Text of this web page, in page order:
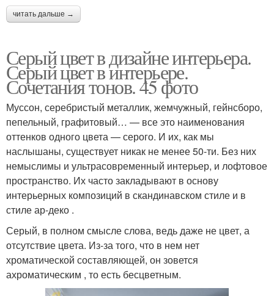
читать дальше →
Серый цвет в дизайне интерьера.
Серый цвет в интерьере.
Сочетания тонов. 45 фото
Муссон, серебристый металлик, жемчужный, гейнсборо,
пепельный, графитовый… — все это наименования
оттенков одного цвета — серого. И их, как мы
наслышаны, существует никак не менее 50-ти. Без них
немыслимы и ультрасовременный интерьер, и лофтовое
пространство. Их часто закладывают в основу
интерьерных композиций в скандинавском стиле и в
стиле ар-деко .
Серый, в полном смысле слова, ведь даже не цвет, а
отсутствие цвета. Из-за того, что в нем нет
хроматической составляющей, он зовется
ахроматическим , то есть бесцветным.